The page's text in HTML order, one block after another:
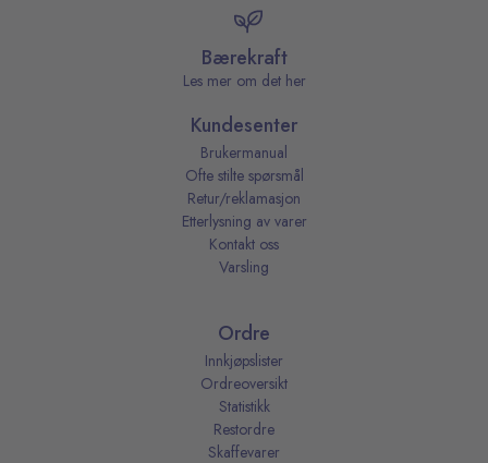
Bærekraft
Les mer om det her
Kundesenter
Brukermanual
Ofte stilte spørsmål
Retur/reklamasjon
Etterlysning av varer
Kontakt oss
Varsling
Ordre
Innkjøpslister
Ordreoversikt
Statistikk
Restordre
Skaffevarer